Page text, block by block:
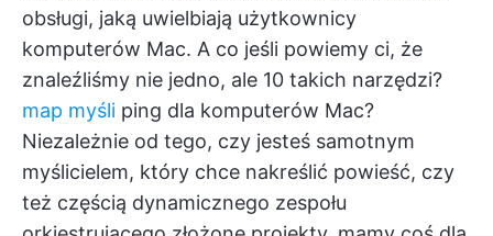
obsługi, jaką uwielbiają użytkownicy
komputerów Mac. A co jeśli powiemy ci, że
znaleźliśmy nie jedno, ale 10 takich narzędzi?
map myśli ping dla komputerów Mac?
Niezależnie od tego, czy jesteś samotnym
myślicielem, który chce nakreślić powieść, czy
też częścią dynamicznego zespołu